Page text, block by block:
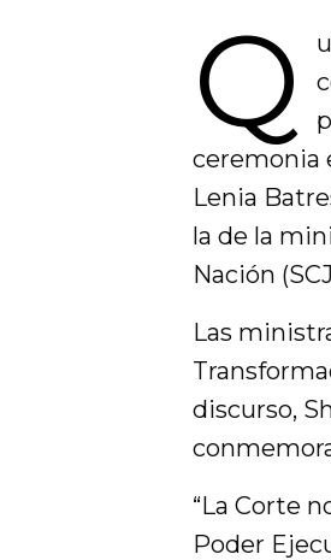
Q
ceremonia
Lenia
la de la
Nación
Las
discurso,
“La Corte
Poder